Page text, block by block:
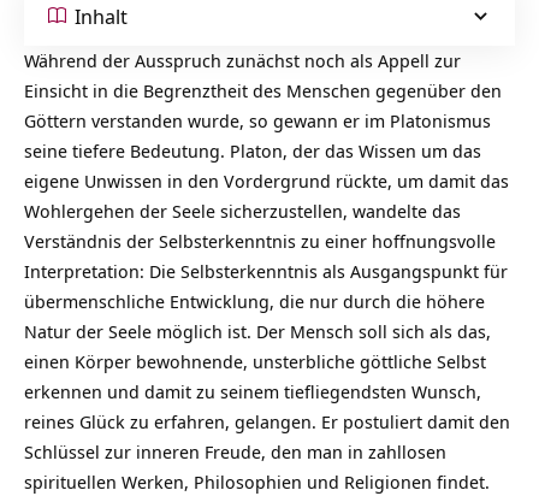
Inhalt
Während der Ausspruch zunächst noch als Appell zur
Einsicht in die Begrenztheit des Menschen gegenüber den
Göttern verstanden wurde, so gewann er im Platonismus
seine tiefere Bedeutung. Platon, der das Wissen um das
eigene Unwissen in den Vordergrund rückte, um damit das
Wohlergehen der Seele sicherzustellen, wandelte das
Verständnis der Selbsterkenntnis zu einer hoffnungsvolle
Interpretation: Die Selbsterkenntnis als Ausgangspunkt für
übermenschliche Entwicklung, die nur durch die höhere
Natur der Seele möglich ist. Der Mensch soll sich als das,
einen Körper bewohnende, unsterbliche göttliche Selbst
erkennen und damit zu seinem tiefliegendsten Wunsch,
reines Glück zu erfahren, gelangen. Er postuliert damit den
Schlüssel zur inneren Freude, den man in zahllosen
spirituellen Werken, Philosophien und Religionen findet.